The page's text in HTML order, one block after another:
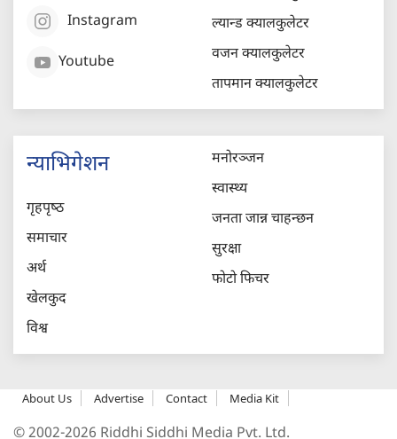
Instagram
Youtube
ल्यान्ड क्यालकुलेटर
वजन क्यालकुलेटर
तापमान क्यालकुलेटर
न्याभिगेशन
गृहपृष्‍ठ
समाचार
अर्थ
खेलकुद
विश्व
मनोरञ्जन
स्वास्थ्य
जनता जान्न चाहन्छन
सुरक्षा
फोटो फिचर
About Us Advertise Contact Media Kit
© 2002-2026 Riddhi Siddhi Media Pvt. Ltd.